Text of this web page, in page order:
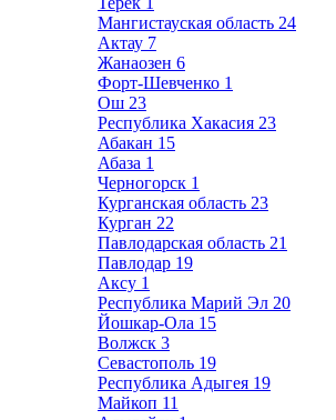
Мангистауская область 24
Актау 7
Жанаозен 6
Форт-Шевченко 1
Ош 23
Республика Хакасия 23
Абакан 15
Абаза 1
Черногорск 1
Курганская область 23
Курган 22
Павлодарская область 21
Павлодар 19
Аксу 1
Республика Марий Эл 20
Йошкар-Ола 15
Волжск 3
Севастополь 19
Республика Адыгея 19
Майкоп 11